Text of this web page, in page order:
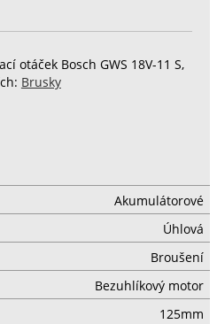
otáček Bosch GWS 18V-11 S,
Brusky
Akumulátorové
Úhlová
Broušení
Bezuhlíkový motor
125mm